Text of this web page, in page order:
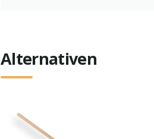
Alternativen